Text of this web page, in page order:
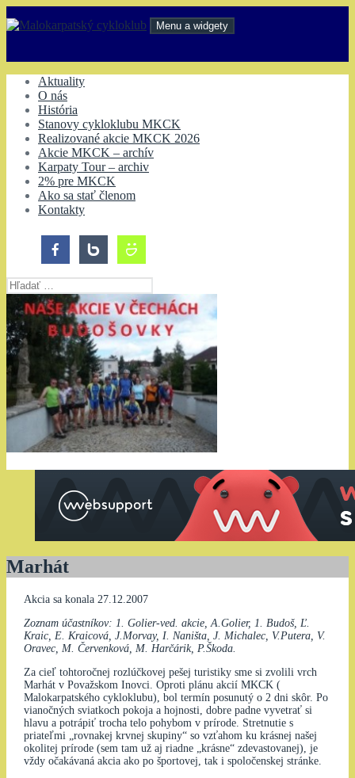
na
Menu a widgety
Aktuality
O nás
História
Stanovy cykloklubu MKCK
Realizované akcie MKCK 2026
Akcie MKCK – archív
Karpaty Tour – archiv
2% pre MKCK
Ako sa stať členom
Kontakty
Hľadať:
Marhát
Akcia sa konala 27.12.2007
Zoznam účastníkov: 1. Golier-ved. akcie, A.Golier, 1. Budoš, Ľ.
Kraic, E. Kraicová, J.Morvay, I. Naništa, J. Michalec, V.Putera, V.
Oravec, M. Červenková, M. Harčárik, P.Škoda.
Za cieľ tohtoročnej rozlúčkovej pešej turistiky sme si zvolili vrch
Marhát v Považskom Inovci. Oproti plánu akcií MKCK (
Malokarpatského cykloklubu), bol termín posunutý o 2 dni skôr. Po
vianočných sviatkoch pokoja a hojnosti, dobre padne vyvetrať si
hlavu a potrápiť trocha telo pohybom v prírode. Stretnutie s
priateľmi „rovnakej krvnej skupiny“ so vzťahom ku krásnej našej
okolitej prírode (sem tam už aj riadne „krásne“ zdevastovanej), je
vždy očakávaná akcia ako po športovej, tak i spoločenskej stránke.